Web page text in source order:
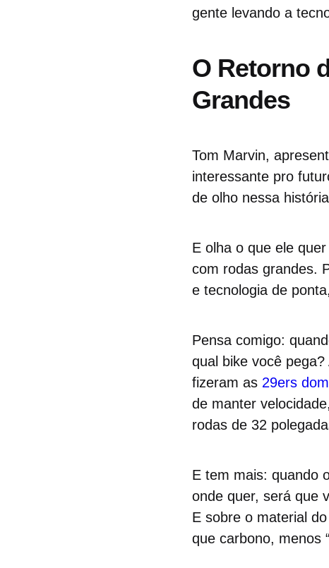
gente levando a
O Retorno
Grandes
Tom Marvin,
interessante pro
de olho nessa
E olha o que ele
com rodas grandes.
e tecnologia de
Pensa comigo:
qual bike você
fizeram as 29ers
de manter
rodas de 32
E tem mais: quando
onde quer, será que
E sobre o material
que carbono, menos